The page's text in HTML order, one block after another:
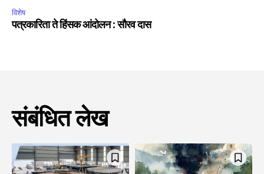
विशेष
पत्रकारिता ते हिंसक आंदोलन : सौरव दास
संबंधित लेख